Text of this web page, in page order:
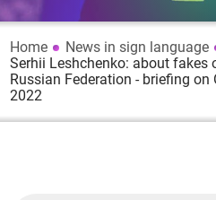
Home
News in sign language
Serhii Leshchenko: about fakes
Russian Federation - briefing on
2022